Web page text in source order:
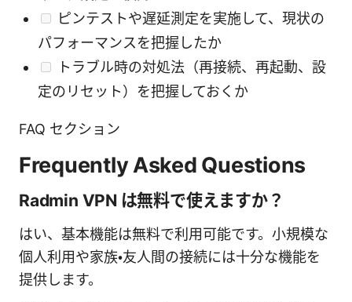
ピンテストや遅延測定を実施して、現状の
パフォーマンスを把握したか
トラブル時の対処法（再接続、再起動、設
定のリセット）を把握しておくか
FAQ セクション
Frequently Asked Questions
Radmin VPN は無料で使えますか？
はい、基本機能は無料で利用可能です。小規模な
個人利用や家族・友人間の接続には十分な機能を
提供します。